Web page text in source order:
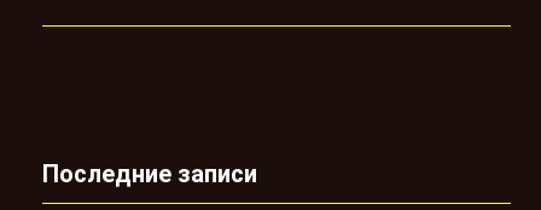
Последние записи